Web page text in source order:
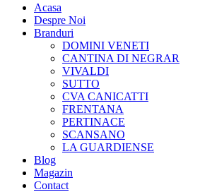
Acasa
Despre Noi
Branduri
DOMINI VENETI
CANTINA DI NEGRAR
VIVALDI
SUTTO
CVA CANICATTI
FRENTANA
PERTINACE
SCANSANO
LA GUARDIENSE
Blog
Magazin
Contact